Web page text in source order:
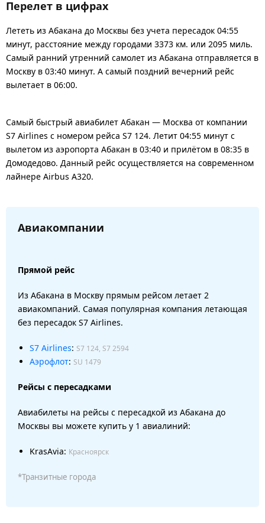
Перелет в цифрах
Лететь из Абакана до Москвы без учета пересадок 04:55
минут, расстояние между городами 3373 км. или 2095 миль.
Самый ранний утренний самолет из Абакана отправляется в
Москву в 03:40 минут. А самый поздний вечерний рейс
вылетает в 06:00.
Самый быстрый авиабилет Абакан — Москва от компании
S7 Airlines с номером рейса S7 124. Летит 04:55 минут с
вылетом из аэропорта Абакан в 03:40 и прилётом в 08:35 в
Домодедово. Данный рейс осуществляется на современном
лайнере Airbus A320.
Авиакомпании
Прямой рейс
Из Абакана в Москву прямым рейсом летает 2
авиакомпаний. Самая популярная компания летающая
без пересадок S7 Airlines.
S7 Airlines: S7 124, S7 2594
Аэрофлот: SU 1479
Рейсы с пересадками
Авиабилеты на рейсы с пересадкой из Абакана до
Москвы вы можете купить у 1 авиалиний:
KrasAvia: Красноярск
*Транзитные города